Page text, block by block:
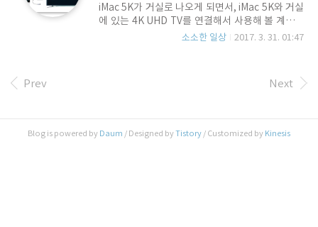
iMac 5K 뒷면에 있는 thunderbolt 2 포트에
miniDP 를 꼽고, HDMI 케이블을 연결, UHD TV와
연결했습니다. TV는 해외직구로 구매한 LG의 70
iMac 5K가 거실로 나오게 되면서, iMac 5K와 거실
에 있는 4K UHD TV를 연결해서 사용해 볼 계획으
로 이것저것 알아보면서, 같은 문제로 고민하실 분
와 연결하려면 연결 단자와 케이블이 필요한데요..
아시다시피 iMac 5K는 외부 모니터 연결을 위한
miniDP 단자를 갖고 있다면, 곧바로 Direct로 연
결을 하면 됩니다. 애플의 지원 페이지를 보면, 아래
소소한 일상 2017. 3. 31. 01:47
Prev Next
Blog is powered by Daum / Designed byTistory / Customized by Kinesis